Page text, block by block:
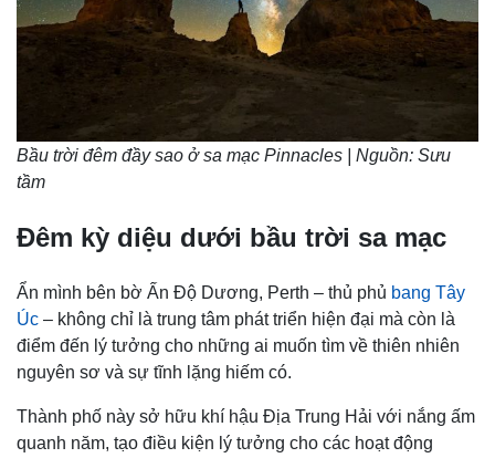
Bầu trời đêm đầy sao ở sa mạc Pinnacles | Nguồn: Sưu
tầm
Đêm kỳ diệu dưới bầu trời sa mạc
Ẩn mình bên bờ Ấn Độ Dương, Perth – thủ phủ bang Tây
Úc – không chỉ là trung tâm phát triển hiện đại mà còn là
điểm đến lý tưởng cho những ai muốn tìm về thiên nhiên
nguyên sơ và sự tĩnh lặng hiếm có.
Thành phố này sở hữu khí hậu Địa Trung Hải với nắng ấm
quanh năm, tạo điều kiện lý tưởng cho các hoạt động